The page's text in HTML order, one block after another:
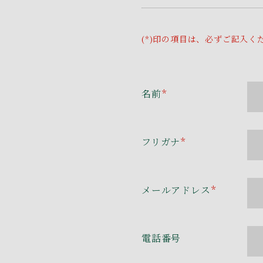
(*)印の項目は、必ずご記入く
名前*
フリガナ*
メールアドレス*
電話番号